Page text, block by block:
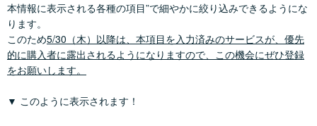
本情報に表示される各種の項目”で細やかに絞り込みできるようにな
ります。
このため5/30（木）以降は、本項目を入力済みのサービスが、優先
的に購入者に露出されるようになりますので、この機会にぜひ登録
をお願いします。
▼ このように表示されます！